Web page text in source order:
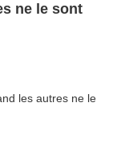
ne le sont